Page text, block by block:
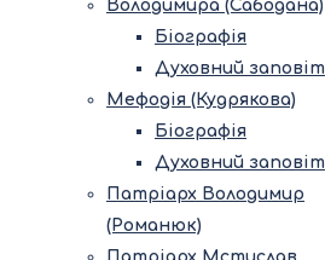
Володимира (Сабодана)
Біографія
Духовний заповіт
Мефодія (Кудрякова)
Біографія
Духовний заповіт
Патріарх Володимир
(Романюк)